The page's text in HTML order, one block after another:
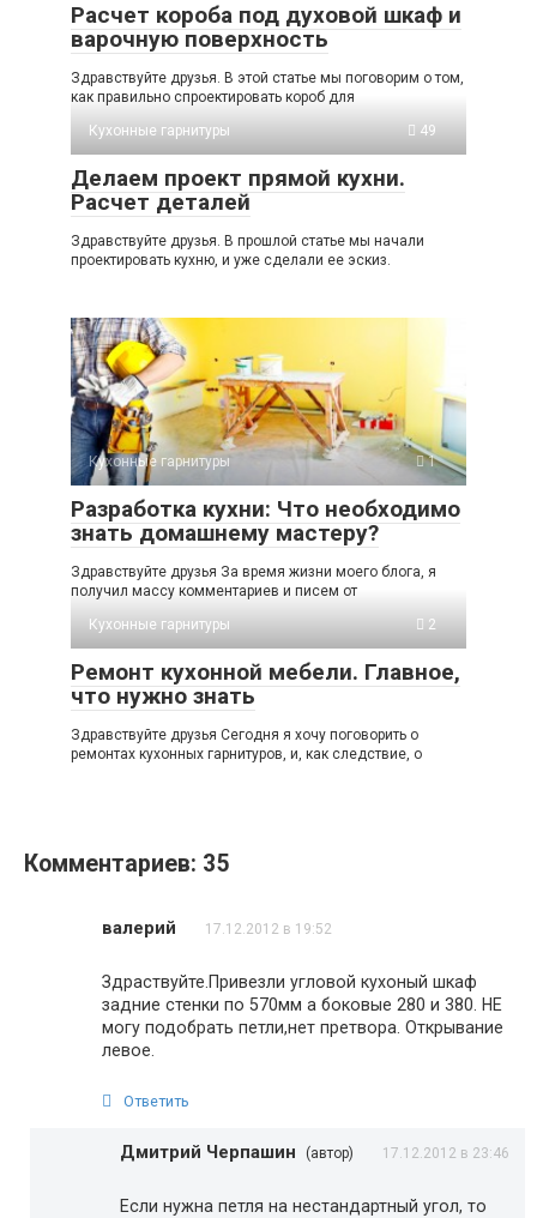
Расчет короба под духовой шкаф и
варочную поверхность
Здравствуйте друзья. В этой статье мы поговорим о том,
как правильно спроектировать короб для
Кухонные гарнитуры
49
Делаем проект прямой кухни.
Расчет деталей
Здравствуйте друзья. В прошлой статье мы начали
проектировать кухню, и уже сделали ее эскиз.
Кухонные гарнитуры 1
Разработка кухни: Что необходимо
знать домашнему мастеру?
Здравствуйте друзья За время жизни моего блога, я
получил массу комментариев и писем от
Кухонные гарнитуры
2
Ремонт кухонной мебели. Главное,
что нужно знать
Здравствуйте друзья Сегодня я хочу поговорить о
ремонтах кухонных гарнитуров, и, как следствие, о
Комментариев: 35
валерий 17.12.2012 в 19:52
Здраствуйте.Привезли угловой кухоный шкаф
задние стенки по 570мм а боковые 280 и 380. НЕ
могу подобрать петли,нет претвора. Открывание
левое.
Ответить
Дмитрий Черпашин (автор) 17.12.2012 в 23:46
Если нужна петля на нестандартный угол, то